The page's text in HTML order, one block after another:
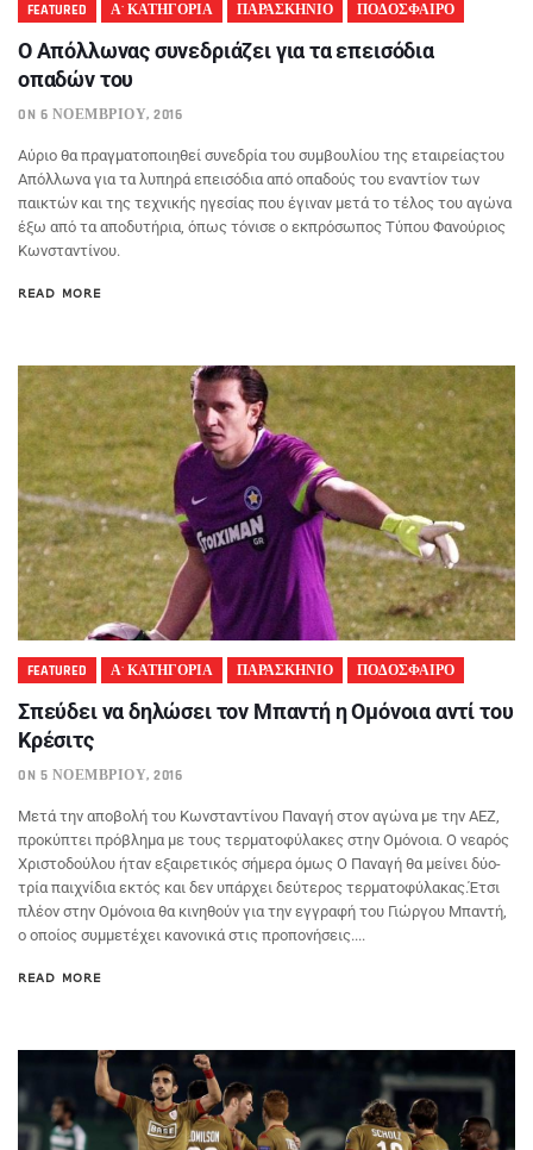
FEATURED Α' ΚΑΤΗΓΟΡΙΑ ΠΑΡΑΣΚΗΝΙΟ ΠΟΔΟΣΦΑΙΡΟ
Ο Απόλλωνας συνεδριάζει για τα επεισόδια
οπαδών του
ON 6 ΝΟΕΜΒΡΊΟΥ, 2016
Αύριο θα πραγματοποιηθεί συνεδρία του συμβουλίου της εταιρείαςτου
Απόλλωνα για τα λυπηρά επεισόδια από οπαδούς του εναντίον των
παικτών και της τεχνικής ηγεσίας που έγιναν μετά το τέλος του αγώνα
έξω από τα αποδυτήρια, όπως τόνισε ο εκπρόσωπος Τύπου Φανούριος
Κωνσταντίνου.
READ MORE
FEATURED Α' ΚΑΤΗΓΟΡΙΑ ΠΑΡΑΣΚΗΝΙΟ ΠΟΔΟΣΦΑΙΡΟ
Σπεύδει να δηλώσει τον Μπαντή η Ομόνοια αντί του
Κρέσιτς
ON 5 ΝΟΕΜΒΡΊΟΥ, 2016
Μετά την αποβολή του Κωνσταντίνου Παναγή στον αγώνα με την ΑΕΖ,
προκύπτει πρόβλημα με τους τερματοφύλακες στην Ομόνοια. Ο νεαρός
Χριστοδούλου ήταν εξαιρετικός σήμερα όμως Ο Παναγή θα μείνει δύο-
τρία παιχνίδια εκτός και δεν υπάρχει δεύτερος τερματοφύλακας.Έτσι
πλέον στην Ομόνοια θα κινηθούν για την εγγραφή του Γιώργου Μπαντή,
ο οποίος συμμετέχει κανονικά στις προπονήσεις....
READ MORE